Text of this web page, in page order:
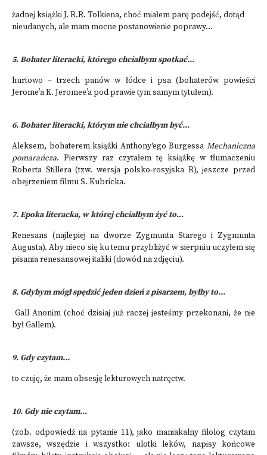
żadnej książki J. R.R. Tolkiena, choć miałem parę podejść, dotąd
nieudanych, ale mam mocne postanowienie poprawy…
5. Bohater literacki, którego chciałbym spotkać...
hurtowo – trzech panów w łódce i psa (bohaterów powieści
Jerome’a K. Jeromee’a pod prawie tym samym tytułem).
6. Bohater literacki, którym nie chciałbym być...
Aleksem, bohaterem książki Anthony'ego Burgessa Mechaniczna
pomarańcza. Pierwszy raz czytałem tę książkę w tłumaczeniu
Roberta Stillera (tzw. wersja polsko-rosyjska R), jeszcze przed
obejrzeniem filmu S. Kubricka.
7. Epoka literacka, w której chciałbym żyć to...
Renesans (najlepiej na dworze Zygmunta Starego i Zygmunta
Augusta). Aby nieco się ku temu przybliżyć w sierpniu uczyłem się
pisania renesansowej italiki (dowód na zdjęciu).
8. Gdybym mógł spędzić jeden dzień z pisarzem, byłby to...
Gall Anonim (choć dzisiaj już raczej jesteśmy przekonani, że nie
był Gallem).
9. Gdy czytam...
to czuję, że mam obsesję lekturowych natręctw.
10. Gdy nie czytam...
(zob. odpowiedź na pytanie 11), jako maniakalny filolog czytam
zawsze, wszędzie i wszystko: ulotki leków, napisy końcowe